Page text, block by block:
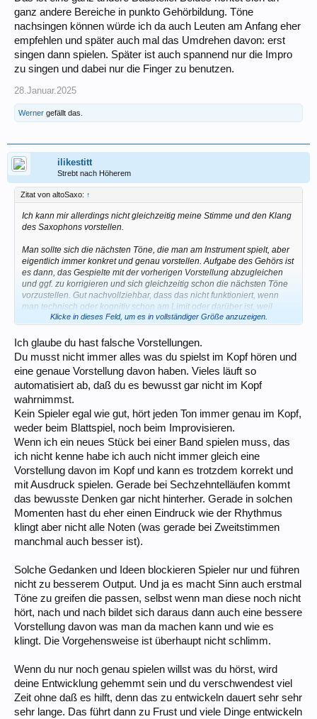
ganz andere Bereiche in punkto Gehörbildung. Töne
nachsingen können würde ich da auch Leuten am Anfang eher
empfehlen und später auch mal das Umdrehen davon: erst
singen dann spielen. Später ist auch spannend nur die Impro
zu singen und dabei nur die Finger zu benutzen.
28.Januar.2025
Werner gefällt das.
ilikestitt
Strebt nach Höherem
Zitat von altoSaxo: ↑
Ich kann mir allerdings nicht gleichzeitig meine Stimme und den Klang
des Saxophons vorstellen.
Man sollte sich die nächsten Töne, die man am Instrument spielt, aber
eigentlich immer konkret und genau vorstellen. Aufgabe des Gehörs ist
es dann, das Gespielte mit der vorherigen Vorstellung abzugleichen
und ggf. zu korrigieren und sich gleichzeitig schon die nächsten Töne
vorzustellen. Gut nachvollziehbar, dass das nicht funktioniert, wenn
man technisch oder kognitiv schon am Limit oder darüber ist, weil
etwas zu schnell ist oder zu komplex, um es sich vorzustellen.
Das umzusetzen fällt deshalb ganz und gar nicht immer leicht. Bei der
Impro muss man die Töne erst mal auf dem Instrument treffen.
Gleichzeitig kann es verlockend sein, beliebig Töne zu drücken, von
denen man in der Theorie weiß, dass die passen, oder die man als
Griffkombi abgespeichert hat, ohne sie sich vorher konkret
vorzustellen.
Gerade auch beim Spiel nach Noten/Vom-Blatt ist leider bei Anfängern
u. Amateuren oft die Gewohnheit etabliert, nur die richtigen Töne zu
greifen, ohne im Voraus eine Vorstellung zu haben, wie es genau
klingen soll. Bei der Impro arbeite ich da auch an einem weiteren Gap.
Gute Übung: ein paar Minuten ganz frei ohne Backing zu improvisieren
und dabei genau das zu spielen, was man sich mit dem inneren Ohr
vorstellt.
Klicke in dieses Feld, um es in vollständiger Größe anzuzeigen.
Ich glaube du hast falsche Vorstellungen.
Du musst nicht immer alles was du spielst im Kopf hören und
eine genaue Vorstellung davon haben. Vieles läuft so
automatisiert ab, daß du es bewusst gar nicht im Kopf
wahrnimmst.
Kein Spieler egal wie gut, hört jeden Ton immer genau im Kopf,
weder beim Blattspiel, noch beim Improvisieren.
Wenn ich ein neues Stück bei einer Band spielen muss, das
ich nicht kenne habe ich auch nicht immer gleich eine
Vorstellung davon im Kopf und kann es trotzdem korrekt und
mit Ausdruck spielen. Gerade bei Sechzehntelläufen kommt
das bewusste Denken gar nicht hinterher. Gerade in solchen
Momenten hast du eher einen Eindruck wie der Rhythmus
klingt aber nicht alle Noten (was gerade bei Zweitstimmen
manchmal auch besser ist).
Solche Gedanken und Ideen blockieren Spieler nur und führen
nicht zu besserem Output. Und ja es macht Sinn auch erstmal
Töne zu greifen die passen, selbst wenn man diese noch nicht
hört, nach und nach bildet sich daraus dann auch eine bessere
Vorstellung davon was man da machen kann und wie es
klingt. Die Vorgehensweise ist überhaupt nicht schlimm.
Wenn du nur noch genau spielen willst was du hörst, wird
deine Entwicklung gehemmt sein und du verschwendest viel
Zeit ohne daß es hilft, denn das zu entwickeln dauert sehr sehr
sehr lange. Das führt dann zu Frust und viele Dinge entwickeln